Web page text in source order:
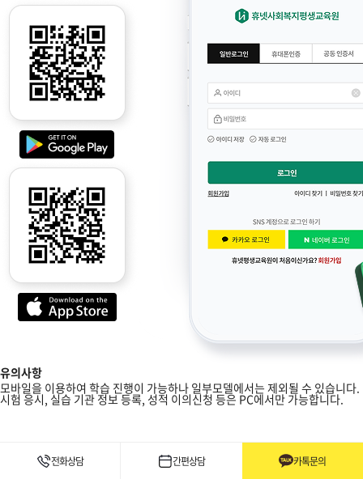
유의사항
모바일을 이용하여 학습 진행이 가능하나 일부모델에서는 제외될 수 있습니다.
시험 응시, 실습 기관 정보 등록, 성적 이의신청 등은 PC에서만 가능합니다.
전화상담 간편상담 카톡문의